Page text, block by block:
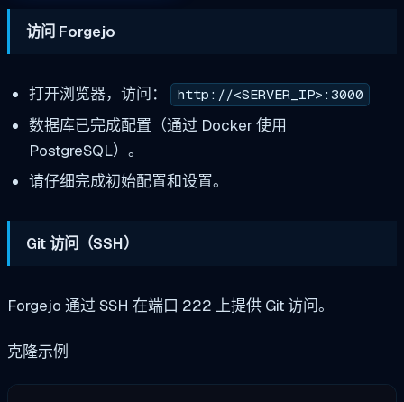
访问 Forgejo
打开浏览器，访问： http://<SERVER_IP>:3000
数据库已完成配置（通过 Docker 使用
PostgreSQL）。
请仔细完成初始配置和设置。
Git 访问（SSH）
Forgejo 通过 SSH 在端口 222 上提供 Git 访问。
克隆示例